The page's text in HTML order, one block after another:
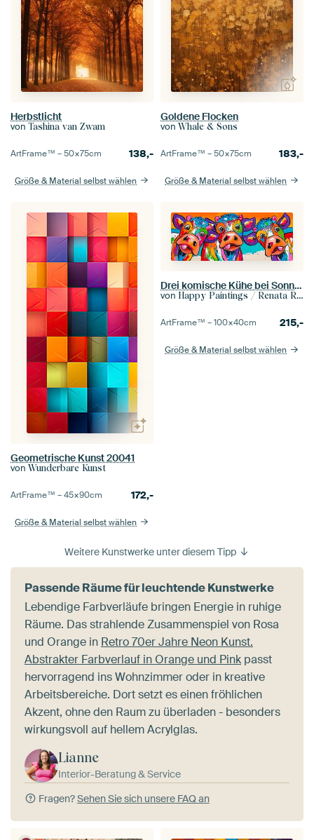
Herbstlicht
von Tashina van Zwam
ArtFrame™ –50×75cm 138,-
Größe & Material selbst wählen
Goldene Flocken
von Whale & Sons
ArtFrame™ –50×75cm 183,-
Größe & Material selbst wählen
Geometrische Kunst 20041
von Wunderbare Kunst
ArtFrame™ –45×90cm 172,-
Größe & Material selbst wählen
Drei komische Kühe bei Sonnenuntergang
von Happy Paintings / Renata Rolefes Art
ArtFrame™ –100×40cm 215,-
Größe & Material selbst wählen
Weitere Kunstwerke unter diesem Tipp
Passende Räume für leuchtende Kunstwerke
Lebendige Farbverläufe bringen Energie in ruhige
Räume. Das strahlende Zusammenspiel von Rosa
und Orange in Retro 70er Jahre Neon Kunst.
Abstrakter Farbverlauf in Orange und Pink passt
hervorragend ins Wohnzimmer oder in kreative
Arbeitsbereiche. Dort setzt es einen fröhlichen
Akzent, ohne den Raum zu überladen - besonders
wirkungsvoll auf hellem Acrylglas.
Lianne
Interior-Beratung & Service
Fragen?Sehen Sie sich unsere FAQ an